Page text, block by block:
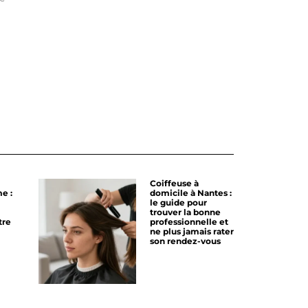
:
Coiffeuse à
domicile à Nantes :
le guide pour
trouver la bonne
professionnelle et
ne plus jamais rater
son rendez-vous